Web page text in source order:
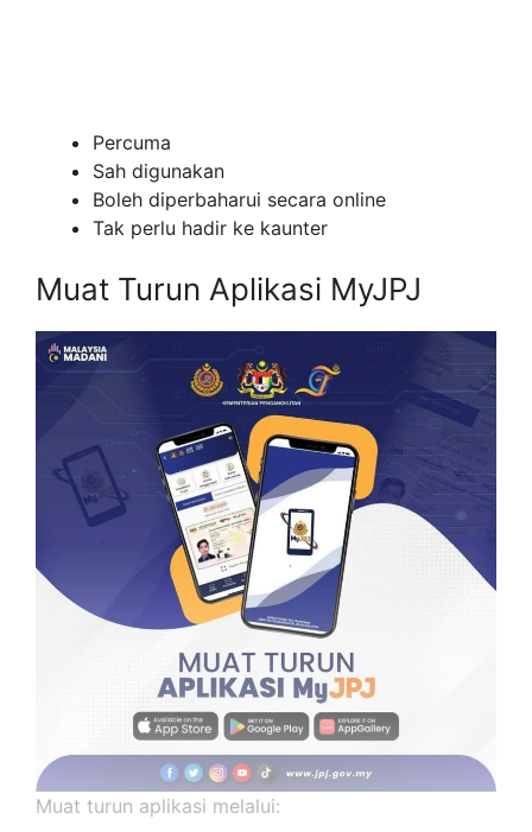
Percuma
Sah digunakan
Boleh diperbaharui secara online
Tak perlu hadir ke kaunter
Muat Turun Aplikasi MyJPJ
Muat turun aplikasi melalui: